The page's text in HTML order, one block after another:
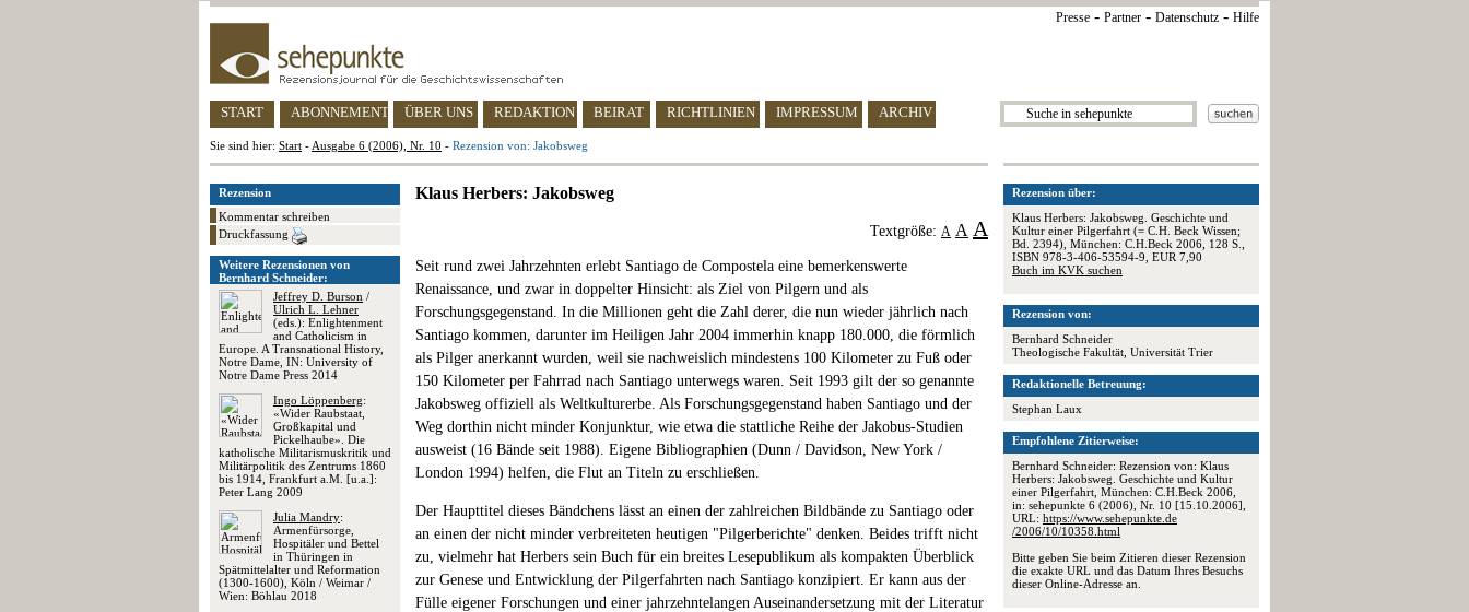
Presse - Partner - Datenschutz - Hilfe
START ABONNEMENT ÜBER UNS REDAKTION BEIRAT RICHTLINIEN IMPRESSUM ARCHIV
Sie sind hier: Start - Ausgabe 6 (2006), Nr. 10 - Rezension von: Jakobsweg
Rezension über:
Klaus Herbers: Jakobsweg. Geschichte und
Kultur einer Pilgerfahrt (= C.H. Beck Wissen;
Bd. 2394), München: C.H.Beck 2006, 128 S.,
ISBN 978-3-406-53594-9, EUR 7,90
Buch im KVK suchen
Rezension von:
Bernhard Schneider
Theologische Fakultät, Universität Trier
Redaktionelle Betreuung:
Stephan Laux
Empfohlene Zitierweise:
Bernhard Schneider: Rezension von: Klaus
Herbers: Jakobsweg. Geschichte und Kultur
einer Pilgerfahrt, München: C.H.Beck 2006,
in: sehepunkte 6 (2006), Nr. 10 [15.10.2006],
URL: https://www.sehepunkte.de
/2006/10/10358.html
Bitte geben Sie beim Zitieren dieser Rezension
die exakte URL und das Datum Ihres Besuchs
dieser Online-Adresse an.
Rezension
Kommentar schreiben
Druckfassung
Weitere Rezensionen von
Bernhard Schneider:
Jeffrey D. Burson /
Ulrich L. Lehner
(eds.): Enlightenment
and Catholicism in
Europe. A Transnational History,
Notre Dame, IN: University of
Notre Dame Press 2014
Ingo Löppenberg:
«Wider Raubstaat,
Großkapital und
Pickelhaube». Die
katholische Militarismuskritik und
Militärpolitik des Zentrums 1860
bis 1914, Frankfurt a.M. [u.a.]:
Peter Lang 2009
Julia Mandry:
Armenfürsorge,
Hospitäler und Bettel
in Thüringen in
Spätmittelalter und Reformation
(1300-1600), Köln / Weimar /
Wien: Böhlau 2018
Klaus Herbers: Jakobsweg
Textgröße: A A A
Seit rund zwei Jahrzehnten erlebt Santiago de Compostela eine bemerkenswerte
Renaissance, und zwar in doppelter Hinsicht: als Ziel von Pilgern und als
Forschungsgegenstand. In die Millionen geht die Zahl derer, die nun wieder jährlich nach
Santiago kommen, darunter im Heiligen Jahr 2004 immerhin knapp 180.000, die förmlich
als Pilger anerkannt wurden, weil sie nachweislich mindestens 100 Kilometer zu Fuß oder
150 Kilometer per Fahrrad nach Santiago unterwegs waren. Seit 1993 gilt der so genannte
Jakobsweg offiziell als Weltkulturerbe. Als Forschungsgegenstand haben Santiago und der
Weg dorthin nicht minder Konjunktur, wie etwa die stattliche Reihe der Jakobus-Studien
ausweist (16 Bände seit 1988). Eigene Bibliographien (Dunn / Davidson, New York /
London 1994) helfen, die Flut an Titeln zu erschließen.
Der Haupttitel dieses Bändchens lässt an einen der zahlreichen Bildbände zu Santiago oder
an einen der nicht minder verbreiteten heutigen "Pilgerberichte" denken. Beides trifft nicht
zu, vielmehr hat Herbers sein Buch für ein breites Lesepublikum als kompakten Überblick
zur Genese und Entwicklung der Pilgerfahrten nach Santiago konzipiert. Er kann aus der
Fülle eigener Forschungen und einer jahrzehntelangen Auseinandersetzung mit der Literatur